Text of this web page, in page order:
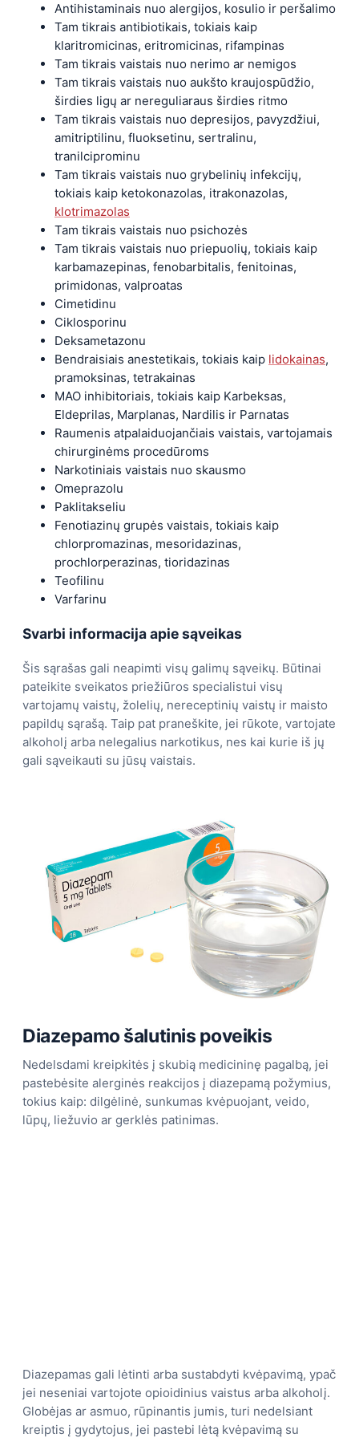
Antihistaminais nuo alergijos, kosulio ir peršalimo
Tam tikrais antibiotikais, tokiais kaip
klaritromicinas, eritromicinas, rifampinas
Tam tikrais vaistais nuo nerimo ar nemigos
Tam tikrais vaistais nuo aukšto kraujospūdžio,
širdies ligų ar nereguliaraus širdies ritmo
Tam tikrais vaistais nuo depresijos, pavyzdžiui,
amitriptilinu, fluoksetinu, sertralinu,
tranilciprominu
Tam tikrais vaistais nuo grybelinių infekcijų,
tokiais kaip ketokonazolas, itrakonazolas,
klotrimazolas
Tam tikrais vaistais nuo psichozės
Tam tikrais vaistais nuo priepuolių, tokiais kaip
karbamazepinas, fenobarbitalis, fenitoinas,
primidonas, valproatas
Cimetidinu
Ciklosporinu
Deksametazonu
Bendraisiais anestetikais, tokiais kaip lidokainas,
pramoksinas, tetrakainas
MAO inhibitoriais, tokiais kaip Karbeksas,
Eldeprilas, Marplanas, Nardilis ir Parnatas
Raumenis atpalaiduojančiais vaistais, vartojamais
chirurginėms procedūroms
Narkotiniais vaistais nuo skausmo
Omeprazolu
Paklitakseliu
Fenotiazinų grupės vaistais, tokiais kaip
chlorpromazinas, mesoridazinas,
prochlorperazinas, tioridazinas
Teofilinu
Varfarinu
Svarbi informacija apie sąveikas
Šis sąrašas gali neapimti visų galimų sąveikų. Būtinai
pateikite sveikatos priežiūros specialistui visų
vartojamų vaistų, žolelių, nereceptinių vaistų ir maisto
papildų sąrašą. Taip pat praneškite, jei rūkote, vartojate
alkoholį arba nelegalius narkotikus, nes kai kurie iš jų
gali sąveikauti su jūsų vaistais.
Diazepamo šalutinis poveikis
Nedelsdami kreipkitės į skubią medicininę pagalbą, jei
pastebėsite alerginės reakcijos į diazepamą požymius,
tokius kaip: dilgėlinė, sunkumas kvėpuojant, veido,
lūpų, liežuvio ar gerklės patinimas.
Diazepamas gali lėtinti arba sustabdyti kvėpavimą, ypač
jei neseniai vartojote opioidinius vaistus arba alkoholį.
Globėjas ar asmuo, rūpinantis jumis, turi nedelsiant
kreiptis į gydytojus, jei pastebi lėtą kvėpavimą su